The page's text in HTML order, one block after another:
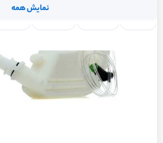
نمایش همه